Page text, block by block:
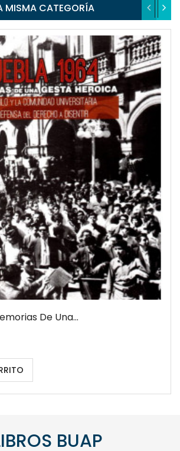
MISMA CATEGORÍA
De Una...
QUICKVIEW
WISHLIST
BUAP